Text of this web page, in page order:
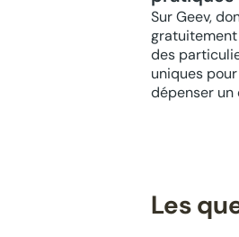
Sur Geev,
des
uniques
dépenser un
Les